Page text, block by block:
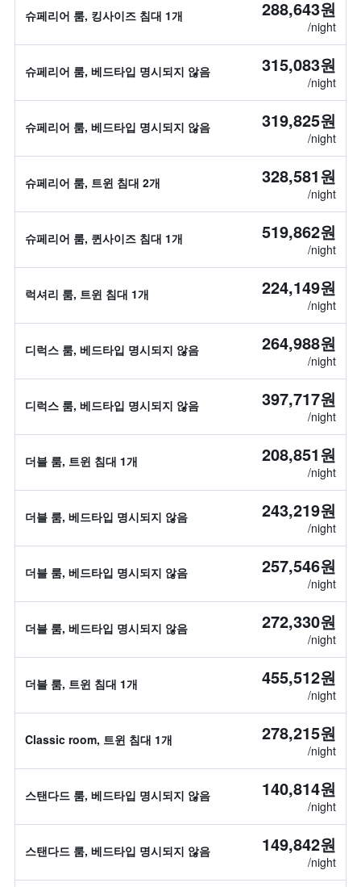
슈페리어 룸, 킹사이즈 침대 1개 288,643원
/night
슈페리어 룸, 베드타입 명시되지 않음 315,083원
/night
슈페리어 룸, 베드타입 명시되지 않음 319,825원
/night
슈페리어 룸, 트윈 침대 2개 328,581원
/night
슈페리어 룸, 퀸사이즈 침대 1개 519,862원
/night
럭셔리 룸, 트윈 침대 1개 224,149원
/night
디럭스 룸, 베드타입 명시되지 않음 264,988원
/night
디럭스 룸, 베드타입 명시되지 않음 397,717원
/night
더블 룸, 트윈 침대 1개 208,851원
/night
더블 룸, 베드타입 명시되지 않음 243,219원
/night
더블 룸, 베드타입 명시되지 않음 257,546원
/night
더블 룸, 베드타입 명시되지 않음 272,330원
/night
더블 룸, 트윈 침대 1개 455,512원
/night
Classic room, 트윈 침대 1개 278,215원
/night
스탠다드 룸, 베드타입 명시되지 않음 140,814원
/night
스탠다드 룸, 베드타입 명시되지 않음 149,842원
/night